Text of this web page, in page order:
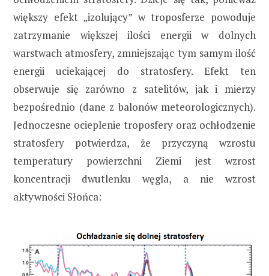
większy efekt „izolujący” w troposferze powoduje
zatrzymanie większej ilości energii w dolnych
warstwach atmosfery, zmniejszając tym samym ilość
energii uciekającej do stratosfery. Efekt ten
obserwuje się zarówno z satelitów, jak i mierzy
bezpośrednio (dane z balonów meteorologicznych).
Jednoczesne ocieplenie troposfery oraz ochłodzenie
stratosfery potwierdza, że przyczyną wzrostu
temperatury powierzchni Ziemi jest wzrost
koncentracji dwutlenku węgla, a nie wzrost
aktywności Słońca: